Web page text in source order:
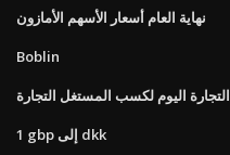
نهاية العام أسعار الأسهم الأمازون
Boblin
التجارة اليوم لكسب المستغل التجارة
1 gbp إلى dkk